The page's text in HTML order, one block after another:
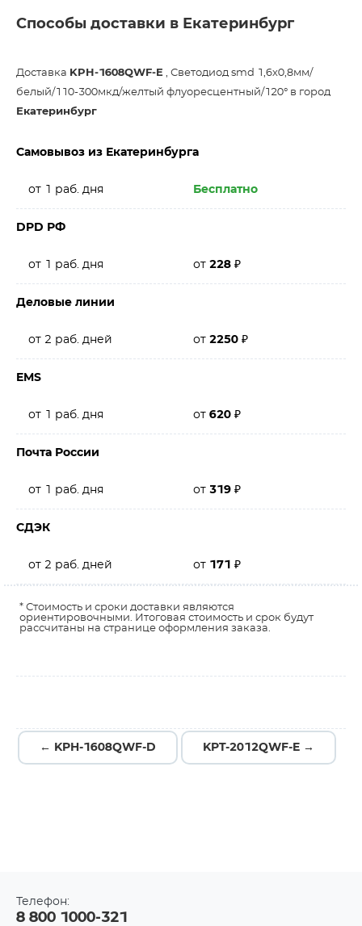
Способы доставки в Екатеринбург
Доставка KPH-1608QWF-E , Светодиод smd 1,6х0,8мм/
белый/110-300мкд/желтый флуоресцентный/120° в город
Екатеринбург
Самовывоз из Екатеринбурга
от 1 раб. дня Бесплатно
DPD РФ
от 1 раб. дня от 228 ₽
Деловые линии
от 2 раб. дней от 2250 ₽
EMS
от 1 раб. дня от 620 ₽
Почта России
от 1 раб. дня от 319 ₽
СДЭК
от 2 раб. дней от 171 ₽
* Стоимость и сроки доставки являются
ориентировочными. Итоговая стоимость и срок будут
рассчитаны на странице оформления заказа.
← KPH-1608QWF-D KPT-2012QWF-E →
Телефон:
8 800 1000-321